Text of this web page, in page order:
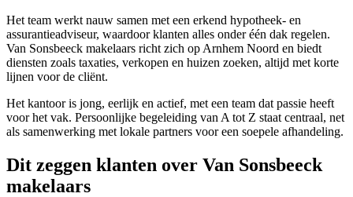
Het team werkt nauw samen met een erkend hypotheek- en
assurantieadviseur, waardoor klanten alles onder één dak regelen.
Van Sonsbeeck makelaars richt zich op Arnhem Noord en biedt
diensten zoals taxaties, verkopen en huizen zoeken, altijd met korte
lijnen voor de cliënt.
Het kantoor is jong, eerlijk en actief, met een team dat passie heeft
voor het vak. Persoonlijke begeleiding van A tot Z staat centraal, net
als samenwerking met lokale partners voor een soepele afhandeling.
Dit zeggen klanten over Van Sonsbeeck
makelaars